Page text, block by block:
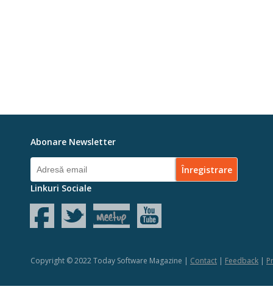
Abonare Newsletter
Linkuri Sociale
Copyright © 2022 Today Software Magazine | Contact | Feedback |